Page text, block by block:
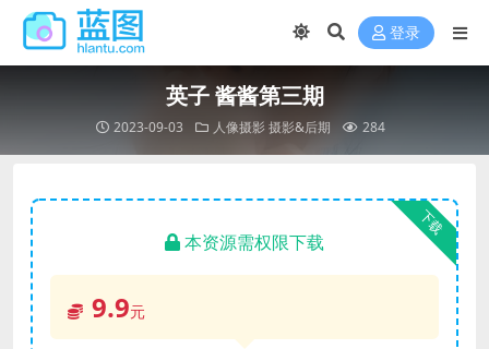
登录
英子 酱酱第三期
2023-09-03 人像摄影 摄影&后期 284
下载
本资源需权限下载
9.9元